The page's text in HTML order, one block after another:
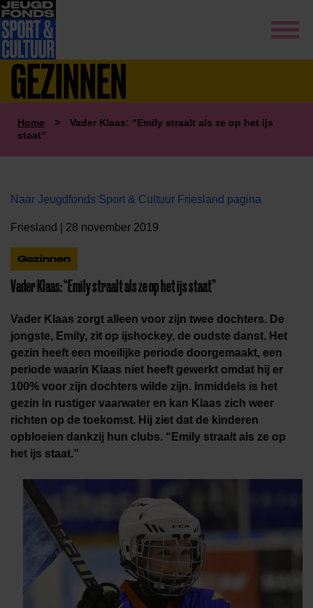
GEZINNEN
Home >
Vader Klaas: “Emily straalt als ze op het ijs
staat”
Naar Jeugdfonds Sport & Cultuur Friesland pagina
Friesland | 28 november 2019
Gezinnen
Vader Klaas: “Emily straalt als ze op het ijs staat”
Vader Klaas zorgt alleen voor zijn twee dochters. De
jongste, Emily, zit op ijshockey, de oudste danst. Het
gezin heeft een moeilijke periode doorgemaakt, een
periode waarin Klaas niet heeft gewerkt omdat hij er
100% voor zijn dochters wilde zijn. Inmiddels is het
gezin in rustiger vaarwater en kan Klaas zich weer
richten op de toekomst. Hij ziet dat de kinderen
opbloeien dankzij hun clubs. “Emily straalt als ze op
het ijs staat.”